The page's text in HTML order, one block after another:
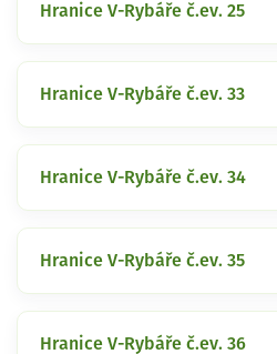
Hranice V-Rybáře č.ev. 25
Hranice V-Rybáře č.ev. 33
Hranice V-Rybáře č.ev. 34
Hranice V-Rybáře č.ev. 35
Hranice V-Rybáře č.ev. 36